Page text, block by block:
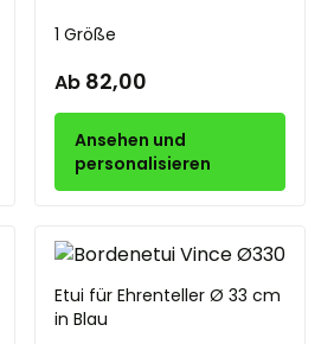
1 Größe
Ab 82,00
Ansehen und
personalisieren
Etui für Ehrenteller Ø 33 cm
in Blau